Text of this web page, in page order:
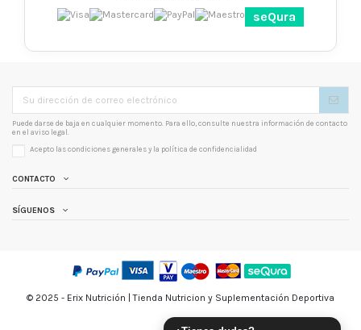
seQura
Puede darse de baja en cualquier momento. Para ello, consulte nuestra información de contacto
en el aviso legal.
Acepto las condiciones generales y la política de confidencialidad
CONTACTO
SÍGUENOS
© 2025 - Erix Nutrición | Tienda Nutricion y Suplementación Deportiva